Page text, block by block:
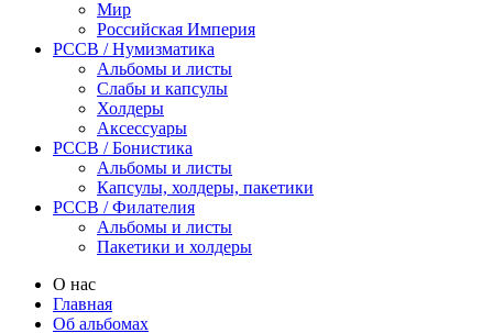
Мир
Российская Империя
PCCB / Нумизматика
Альбомы и листы
Слабы и капсулы
Холдеры
Аксессуары
PCCB / Бонистика
Альбомы и листы
Капсулы, холдеры, пакетики
PCCB / Филателия
Альбомы и листы
Пакетики и холдеры
О нас
Главная
Об альбомах